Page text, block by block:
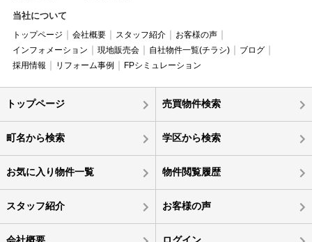
当社について
トップページ 会社概要 スタッフ紹介
お客様の声
インフォメーション
現地販売会 自社物件一覧(チラシ)
ブログ
採用情報
リフォーム事例 FPシミュレーション
トップページ 売買物件検索
町名から検索 学区から検索
お気に入り物件一覧 物件閲覧履歴
スタッフ紹介 お客様の声